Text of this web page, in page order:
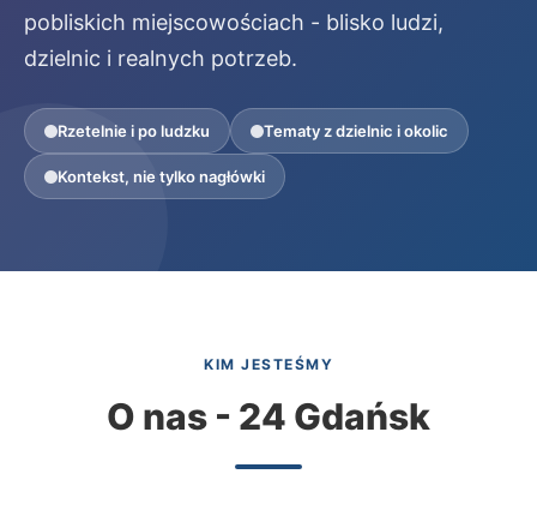
pobliskich miejscowościach - blisko ludzi,
dzielnic i realnych potrzeb.
Rzetelnie i po ludzku Tematy z dzielnic i okolic
Kontekst, nie tylko nagłówki
KIM JESTEŚMY
O nas - 24 Gdańsk